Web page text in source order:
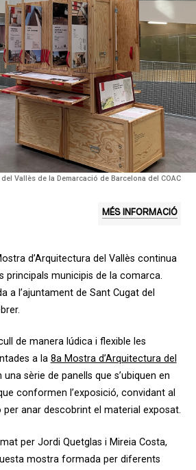
Vallès de la Demarcació de Barcelona del COAC
MÉS INFORMACIÓ
d’Arquitectura del Vallès continua
principals municipis de la comarca.
a l’ajuntament de Sant Cugat del
de manera lúdica i flexible les
a la 8a Mostra d’Arquitectura del
sèrie de panells que s’ubiquen en
conformen l’exposició, convidant al
anar descobrint el material exposat.
per Jordi Quetglas i Mireia Costa,
mostra formada per diferents